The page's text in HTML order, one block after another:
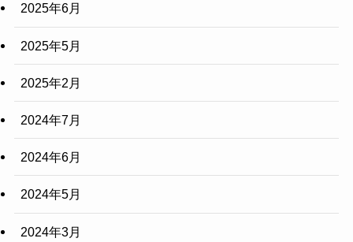
2025年6月
2025年5月
2025年2月
2024年7月
2024年6月
2024年5月
2024年3月